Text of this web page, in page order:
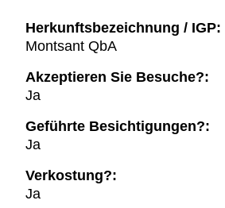
Herkunftsbezeichnung / IGP:
Montsant QbA
Akzeptieren Sie Besuche?:
Ja
Geführte Besichtigungen?:
Ja
Verkostung?:
Ja